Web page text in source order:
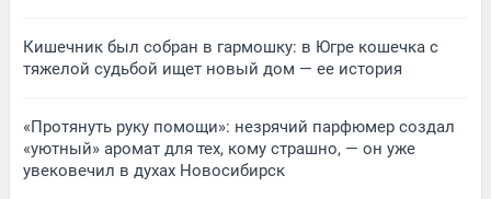
Кишечник был собран в гармошку: в Югре кошечка с
тяжелой судьбой ищет новый дом — ее история
«Протянуть руку помощи»: незрячий парфюмер создал
«уютный» аромат для тех, кому страшно, — он уже
увековечил в духах Новосибирск